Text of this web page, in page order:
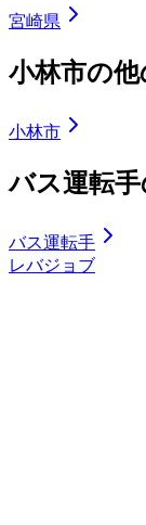
宮崎県
小林市の
小林市
バス運転
バス運転手
レバジョブ